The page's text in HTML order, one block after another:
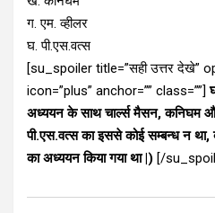
ग. एम. व्हीलर
घ. पी.एस.वत्स
[su_spoiler title=”सही उत्तर देखे”
icon=”plus” anchor=”” class=””]
अध्ययन के साथ चार्ल्स मैसन, कनिघम
पी.एस.वत्स का इससे कोई सम्बन्ध न था,
का अध्ययन किया गया था |) [/